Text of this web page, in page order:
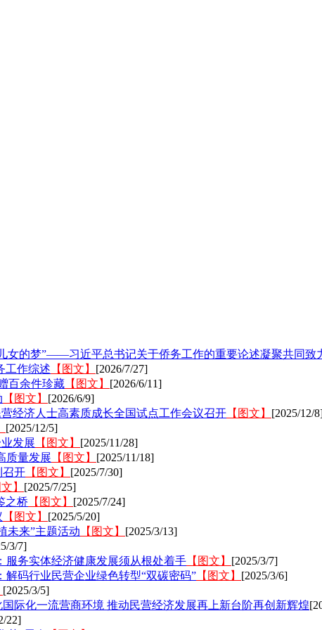
女的梦”——习近平总书记关于侨务工作的重要论述凝聚共同致
工作综述 【图文】 [2026/7/27]
百余件珍藏 【图文】 [2026/6/11]
【图文】 [2026/6/9]
经济人士高素质成长全国试点工作会议召开 【图文】 [2025/12/
[2025/12/5]
发展 【图文】 [2025/11/28]
质量发展 【图文】 [2025/11/18]
召开 【图文】 [2025/7/30]
】 [2025/7/25]
之桥 【图文】 [2025/7/24]
【图文】 [2025/5/20]
未来”主题活动 【图文】 [2025/3/13]
3/7]
服务实体经济健康发展须从根处着手 【图文】 [2025/3/7]
解码行业民营企业绿色转型“双碳密码” 【图文】 [2025/3/6]
[2025/3/5]
际化一流营商环境 推动民营经济发展再上新台阶再创新辉煌
22]